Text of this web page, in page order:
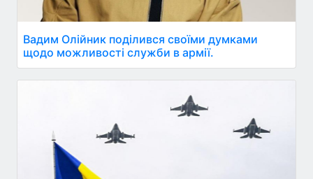
Вадим Олійник поділився своїми думками
щодо можливості служби в армії.